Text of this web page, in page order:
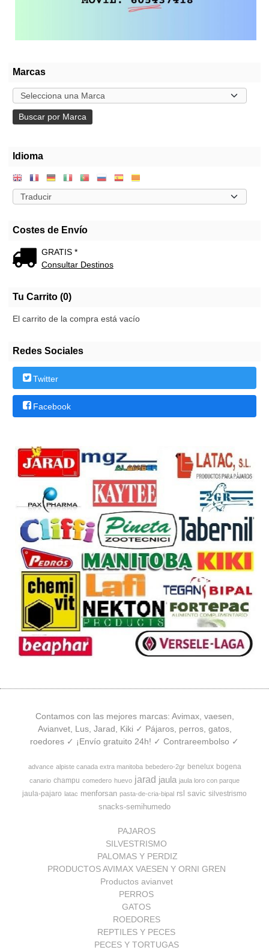
Marcas
Idioma
Costes de Envío
GRATIS *
Consultar Destinos
Tu Carrito (0)
El carrito de la compra está vacío
Redes Sociales
Twitter
Facebook
Contamos con las mejores marcas: Avimax, vaesen,
Avianvet, Lus, Jarad, Kiki ✓ Pájaros, perros, gatos,
roedores ✓ ¡Envío gratuito 24h! ✓ Contrareembolso ✓
advance alpiste canada extra manitoba bebedero-2gr benelux bogena
canario champu comedero huevo jarad jaula jaula loro con parque
jaula-pajaro latac menforsan pasta-de-cria-bipal rsl savic silvestrismo
snacks-semihumedo
PAJAROS
SILVESTRISMO
PALOMAS Y PERDIZ
PRODUCTOS AVIMAX VAESEN Y ORNI GREN
Productos avianvet
PERROS
GATOS
ROEDORES
REPTILES Y PECES
PECES Y TORTUGAS